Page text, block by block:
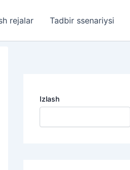
rejalar Tadbir ssenariysi
Izlash